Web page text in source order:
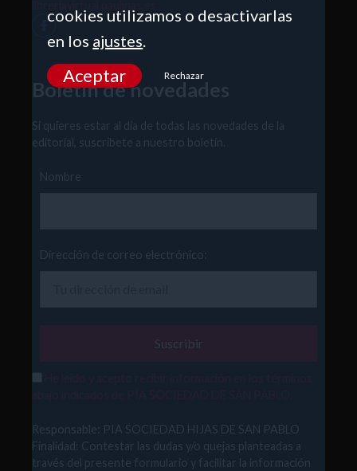
Boletín de novedades
Si quieres estar al día de todas las novedades de la
editorial, suscríbete a nuestro boletín.
Nombre
Dirección de correo electrónico:
Responsable: PIA SOCIEDAD HIJAS DE SAN PABLO
Finalidad: Contestar las dudas y/o quejas planteadas a
través del presente formulario y facilitar la información
cookies utilizamos o desactivarlas
en los ajustes
Aceptar Rechazar